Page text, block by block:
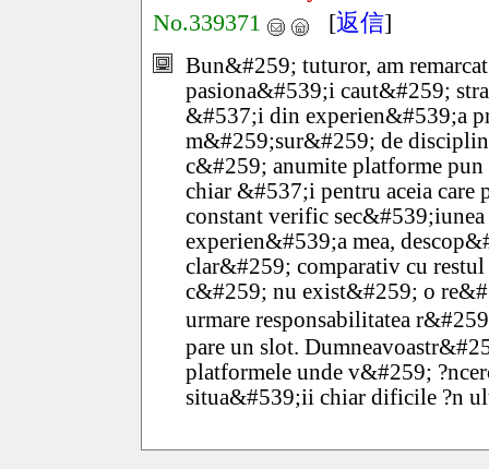
No.339371
[返信]
Bun&#259; tuturor, am
pasiona&#539;i caut&#259;
&#537;i din experien&#539;a
m&#259;sur&#259; de
c&#259; anumite platforme
chiar &#537;i pentru aceia
constant verific
experien&#539;a mea,
clar&#259; comparativ cu
c&#259; nu exist&#259; o
urmare responsabilitatea
pare un slot.
platformele unde v&#259;
situa&#539;ii chiar dificile ?n